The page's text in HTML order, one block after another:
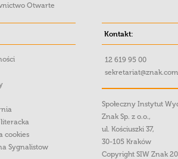
Otwarte
cookies
Sygnalistow
Kontakt:
12 619 95 00
Społeczny Instytut
Znak Sp. z o.o.,
ul. Kościuszki 37,
30-105 Kraków
Copyright SIW Znak